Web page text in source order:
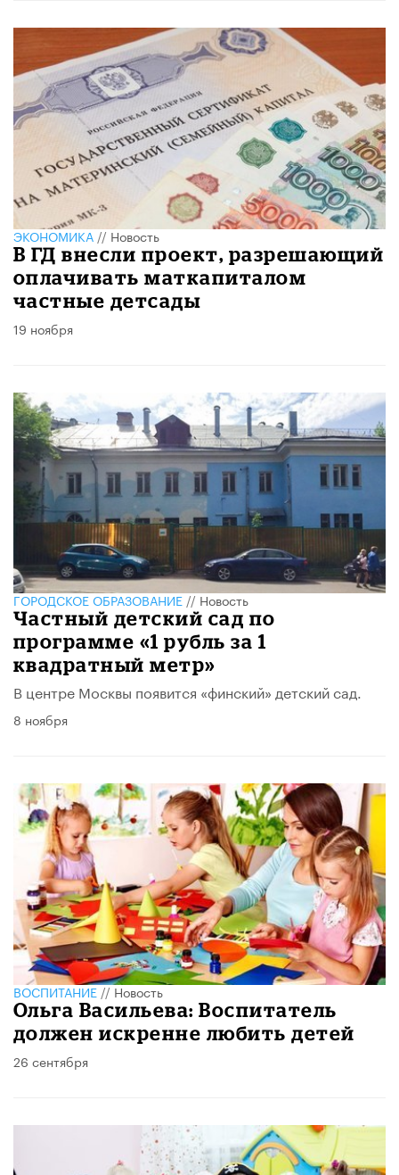
ЭКОНОМИКА//Новость
В ГД внесли проект, разрешающий
оплачивать маткапиталом
частные детсады
19 ноября
ГОРОДСКОЕ ОБРАЗОВАНИЕ//Новость
Частный детский сад по
программе «1 рубль за 1
квадратный метр»
В центре Москвы появится «финский» детский сад.
8 ноября
ВОСПИТАНИЕ//Новость
Ольга Васильева: Воспитатель
должен искренне любить детей
26 сентября